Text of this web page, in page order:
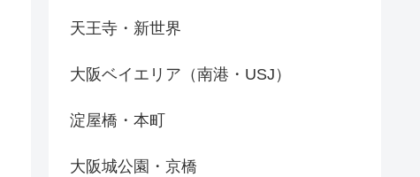
天王寺・新世界
大阪ベイエリア（南港・USJ）
淀屋橋・本町
大阪城公園・京橋